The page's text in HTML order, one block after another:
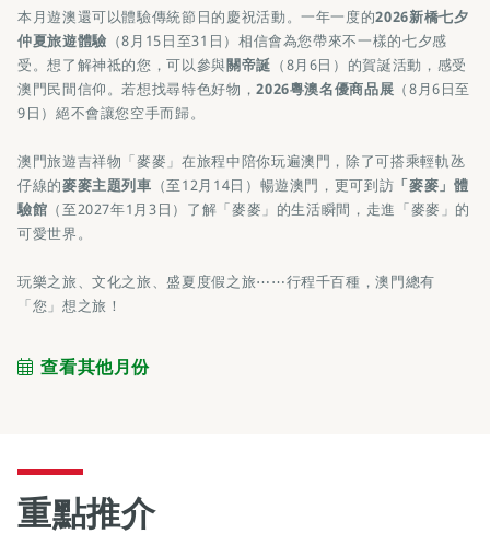
本月遊澳還可以體驗傳統節日的慶祝活動。一年一度的2026新橋七夕
仲夏旅遊體驗 （8月15日至31日）相信會為您帶來不一樣的七夕感
受。想了解神祗的您，可以參與關帝誕 （8月6日）的賀誕活動，感受
澳門民間信仰。若想找尋特色好物，2026粵澳名優商品展 （8月6日至
9日）絕不會讓您空手而歸。
澳門旅遊吉祥物「麥麥」在旅程中陪你玩遍澳門，除了可搭乘輕軌氹
仔線的麥麥主題列車 （至12月14日）暢遊澳門，更可到訪 「麥麥」體
驗館 （至2027年1月3日）了解「麥麥」的生活瞬間，走進「麥麥」的
可愛世界。
玩樂之旅、文化之旅、盛夏度假之旅⋯⋯行程千百種，澳門總有
「您」想之旅！
查看其他月份
重點推介